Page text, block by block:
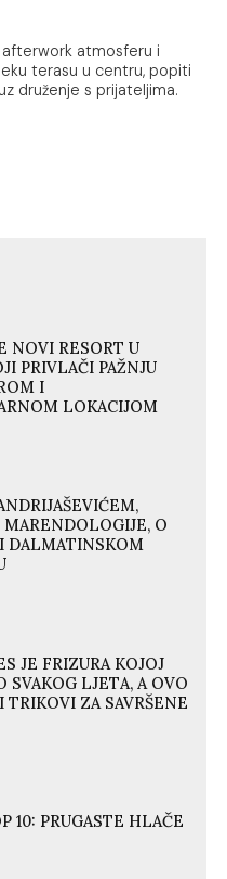
atmosferu i
terasu u centru, popiti
druženje s prijateljima.
NOVI RESORT U
PRIVLAČI PAŽNJU
I
LOKACIJOM
O
DALMATINSKOM
JE FRIZURA KOJOJ
SVAKOG LJETA, A OVO
TRIKOVI ZA SAVRŠENE
10: PRUGASTE HLAČE